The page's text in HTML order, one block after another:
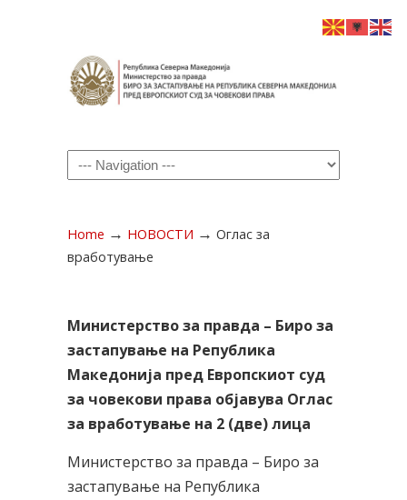
Navigation
Home → НОВОСТИ → Оглас за
вработување
Министерство за правда – Биро за
застапување на Република
Македонија пред Европскиот суд
за човекови права објавува Оглас
за вработување на 2 (две) лица
Министерство за правда – Биро за
застапување на Република